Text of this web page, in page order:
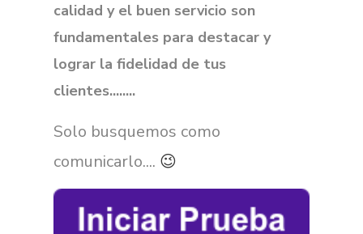
calidad y el buen servicio son
fundamentales para destacar y
lograr la fidelidad de tus
clientes........
Solo busquemos como
comunicarlo.... 😉